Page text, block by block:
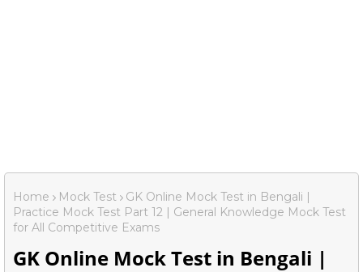
Home Mock Test
GK Online Mock Test in Bengali |
Practice Mock Test Part 12 | General Knowledge Mock Test
for All Competitive Exams
GK Online Mock Test in Bengali |